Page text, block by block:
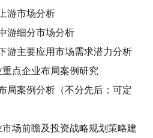
游市场分析
游细分市场分析
游主要应用市场需求潜力分析
点企业布局案例研究
局案例分析（不分先后；可定
场前瞻及投资战略规划策略建